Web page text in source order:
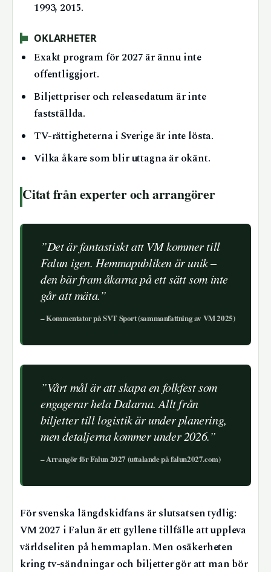
1993, 2015.
OKLARHETER
Exakt program för 2027 är ännu inte
offentliggjort.
Biljettpriser och releasedatum är inte
fastställda.
TV-rättigheterna i Sverige är inte lösta.
Vilka åkare som blir uttagna är okänt.
Citat från experter och arrangörer
”Det är fantastiskt att VM kommer till
Falun igen. Hemmapubliken är unik –
den bär fram åkarna på ett sätt som inte
går att mäta.”
– Kommentator på SVT Sport (sammanfattning av VM 2025)
”Vårt mål är att skapa en folkfest som
engagerar hela Dalarna. Allt från
biljetter till logistik är under planering,
men detaljerna kommer under 2026.”
– Arrangör för Falun 2027 (uttalande på falun2027.com)
För svenska längdskidfans är slutsatsen tydlig:
VM 2027 i Falun är ett gyllene tillfälle att uppleva
världseliten på hemmaplan. Men osäkerheten
kring tv-sändningar och biljetter gör att man bör